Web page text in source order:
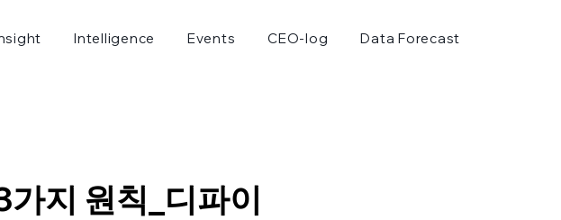
Intelligence Events CEO-log Data Forecast
지 원칙_디파이